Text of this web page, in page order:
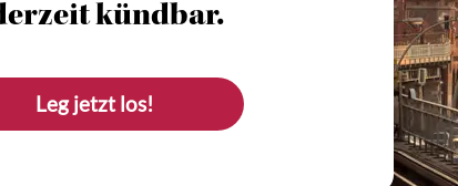
kündbar.
Leg jetzt los!